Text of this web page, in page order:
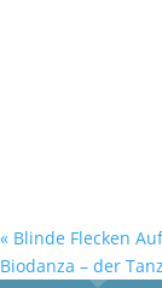
« Blinde Flecken
Biodanza – der